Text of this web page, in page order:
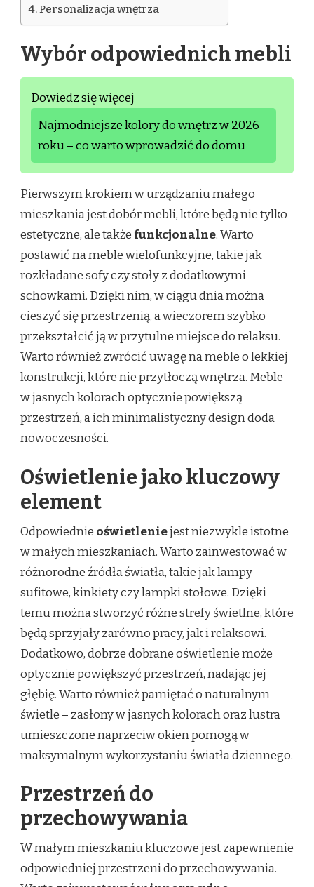
Personalizacja wnętrza
Wybór odpowiednich mebli
Dowiedz się więcej
Najmodniejsze kolory do wnętrz w 2026
roku – co warto wprowadzić do domu
Pierwszym krokiem w urządzaniu małego
mieszkania jest dobór mebli, które będą nie tylko
estetyczne, ale także funkcjonalne. Warto
postawić na meble wielofunkcyjne, takie jak
rozkładane sofy czy stoły z dodatkowymi
schowkami. Dzięki nim, w ciągu dnia można
cieszyć się przestrzenią, a wieczorem szybko
przekształcić ją w przytulne miejsce do relaksu.
Warto również zwrócić uwagę na meble o lekkiej
konstrukcji, które nie przytłoczą wnętrza. Meble
w jasnych kolorach optycznie powiększą
przestrzeń, a ich minimalistyczny design doda
nowoczesności.
Oświetlenie jako kluczowy
element
Odpowiednie oświetleniejest niezwykle istotne
w małych mieszkaniach. Warto zainwestować w
różnorodne źródła światła, takie jak lampy
sufitowe, kinkiety czy lampki stołowe. Dzięki
temu można stworzyć różne strefy świetlne, które
będą sprzyjały zarówno pracy, jak i relaksowi.
Dodatkowo, dobrze dobrane oświetlenie może
optycznie powiększyć przestrzeń, nadając jej
głębię. Warto również pamiętać o naturalnym
świetle – zasłony w jasnych kolorach oraz lustra
umieszczone naprzeciw okien pomogą w
maksymalnym wykorzystaniu światła dziennego.
Przestrzeń do
przechowywania
W małym mieszkaniu kluczowe jest zapewnienie
odpowiedniej przestrzeni do przechowywania.